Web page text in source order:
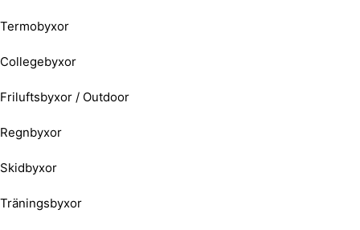
Termobyxor
Collegebyxor
Friluftsbyxor / Outdoor
Regnbyxor
Skidbyxor
Träningsbyxor